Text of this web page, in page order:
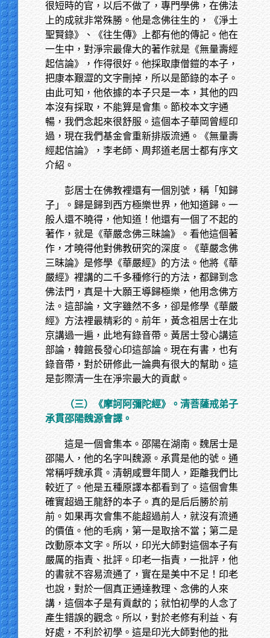
很短時的官，以后不做了，專門學佛，在佛法
上的成就非常殊勝。他是念佛往生的，《淨土
聖賢錄》、《往生傳》上都有他的傳記。他在
一生中，對淨宗最偉大的著作就是《無量壽經
起信論》，作得很好。他採取康僧鎧的本子，
把康本艱澀的文字刪掉，所以是節錄的本子。
由此可知，他依據的本子只是一本，其他的四
本沒有採取，不能算是會集。節校本文字通
暢，我們念起來很舒服。這個本子華岡曾經印
過，現在我們基金會重新排版流通。《無量壽
經起信論》，李老師、周邦道老居士都有序文
介紹。
彭居士在佛教裡還有一個別號，稱「知歸
子」。歸是歸到西方極樂世界，他知道歸。一
般人還不曉得，他知道！他還有一個了不起的
著作，就是《華嚴念佛三昧論》。看他這個著
作，才曉得他對佛教研究的深度。《華嚴念佛
三昧論》是修學《華嚴經》的方法。他將《華
嚴經》裡講的二千多種修行的方法，都歸到念
佛法門，真是十大願王導歸極樂，他用念佛方
法。這部論，文字雖然不多，卻是修學《華嚴
經》方法裡最精彩的。前年，黃念祖居士在北
京講過一遍，此地有錄音帶。黃居士發心講這
部論，韓館長發心印這部論。現在有書，也有
錄音帶，對於研修此一論典有很大的幫助。這
是彭際清一生在淨宗最大的貢獻。
（三）《摩訶阿彌陀經》。清菩薩戒弟子
承貫邵陽魏源會譯。
這是一個會集本。邵陽在湖南。魏居士是
邵陽人，他的名字叫魏源。承貫是他的號。通
常稱呼魏承貫。清朝咸豐年間人，距離我們比
較近了。他是五種原譯本都看到了。這個會集
確實超過王龍舒的本子。真的是后后勝於前
前。如果再次會集不能超過前人，就沒有流通
的價值。他的毛病，第一是取捨不當；第二是
改動原本文字。所以，印光大師對這個本子有
嚴厲的指責、批評。印老一指責，一批評，他
的書就不容易流通了，實在是美中不足！印老
也說，對於一個真正通達教理、念佛的人來
講，這個本子是有貢獻的；就怕初學的人念了
產生錯誤的觀念。所以，對於老修有利益、有
好處，不利於初學。這是印光大師對他的批